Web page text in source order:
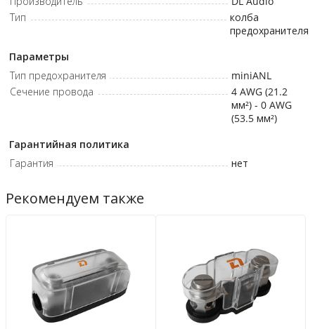
Тип
колба
предохранителя
Параметры
Тип предохранителя
miniANL
Сечение провода
4 AWG (21.2
мм²) - 0 AWG
(53.5 мм²)
Гарантийная политика
Гарантия
нет
Рекомендуем также